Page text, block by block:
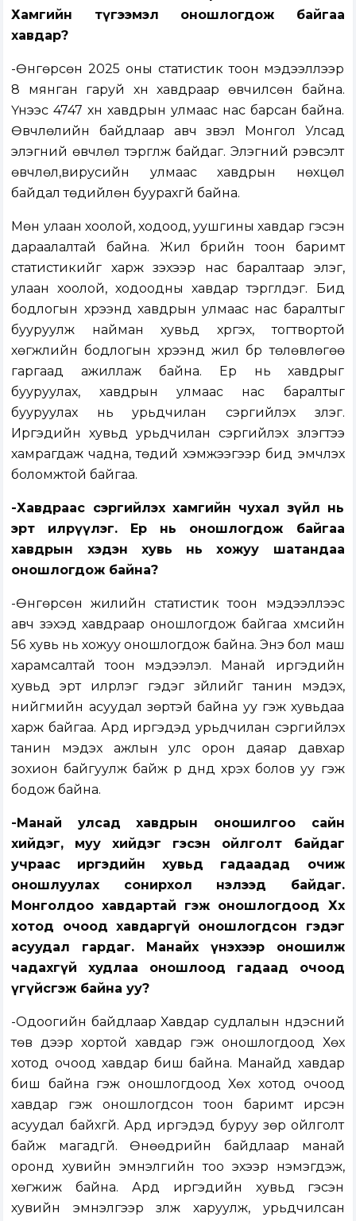
Хамгийн түгээмэл оношлогдож байгаа
хавдар?
-Өнгөрсөн 2025 оны статистик тоон мэдээллээр
8 мянган гаруй хүн хавдраар өвчилсөн байна.
Үүнээс 4747 хүн хавдрын улмаас нас барсан байна.
Өвчлөлийн байдлаар авч үзвэл Монгол Улсад
элэгний өвчлөл тэргүүлж байдаг. Элэгний үрэвсэлт
өвчлөл,вирусийн улмаас хавдрын нөхцөл
байдал төдийлөн буурахгүй байна.
Мөн улаан хоолой, ходоод, уушгины хавдар гэсэн
дараалалтай байна. Жил бүрийн тоон баримт
статистикийг харж үзэхээр нас баралтаар элэг,
улаан хоолой, ходоодны хавдар тэргүүлдэг. Бид
бодлогын хүрээнд хавдрын улмаас нас баралтыг
бууруулж найман хувьд хүргэх, тогтвортой
хөгжлийн бодлогын хүрээнд жил бүр төлөвлөгөө
гаргаад ажиллаж байна. Ер нь хавдрыг
бууруулах, хавдрын улмаас нас баралтыг
бууруулах нь урьдчилан сэргийлэх үзлэг.
Иргэдийн хувьд урьдчилан сэргийлэх үзлэгтээ
хамрагдаж чадна, төдий хэмжээгээр бид эмчлэх
боломжтой байгаа.
-Хавдраас сэргийлэх хамгийн чухал зүйл нь
эрт илрүүлэг. Ер нь оношлогдож байгаа
хавдрын хэдэн хувь нь хожуу шатандаа
оношлогдож байна?
-Өнгөрсөн жилийн статистик тоон мэдээллээс
авч үзэхэд хавдраар оношлогдож байгаа хүмүүсийн
56 хувь нь хожуу оношлогдож байна. Энэ бол маш
харамсалтай тоон мэдээлэл. Манай иргэдийн
хувьд эрт илрүүлэг гэдэг зүйлийг танин мэдэх,
нийгмийн асуудал зөрүүтэй байна уу гэж хувьдаа
харж байгаа. Ард иргэдэд урьдчилан сэргийлэх
танин мэдэх ажлын улс орон даяар давхар
зохион байгуулж байж үр дүнд хүрэх болов уу гэж
бодож байна.
-Манай улсад хавдрын оношилгоо сайн
хийдэг, муу хийдэг гэсэн ойлголт байдаг
учраас иргэдийн хувьд гадаадад очиж
оношлуулах сонирхол нэлээд байдаг.
Монголдоо хавдартай гэж оношлогдоод Хөх
хотод очоод хавдаргүй оношлогдсон гэдэг
асуудал гардаг. Манайх үнэхээр оношилж
чадахгүй худлаа оношлоод гадаад очоод
үгүйсгэж байна уу?
-Одоогийн байдлаар Хавдар судлалын үндэсний
төв дээр хортой хавдар гэж оношлогдоод Хөх
хотод очоод хавдар биш байна. Манайд хавдар
биш байна гэж оношлогдоод Хөх хотод очоод
хавдар гэж оношлогдсон тоон баримт ирсэн
асуудал байхгүй. Ард иргэдэд буруу зөрүү ойлголт
байж магадгүй. Өнөөдрийн байдлаар манай
оронд хувийн эмнэлгийн тоо эхээр нэмэгдэж,
хөгжиж байна. Ард иргэдийн хувьд гэсэн
хувийн эмнэлгээр үзүүлж харуулж, урьдчилсан